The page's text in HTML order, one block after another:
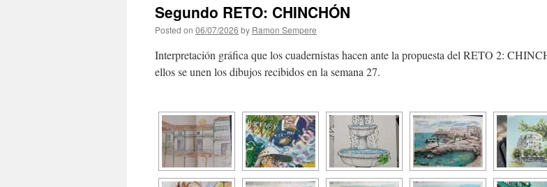
Segundo RETO: CHINCHÓN
Posted on 06/07/2026 by Ramon Sempere
Interpretación gráfica que los cuadernistas hacen ante la propuesta del RETO 2:
ellos se unen los dibujos recibidos en la semana 27.